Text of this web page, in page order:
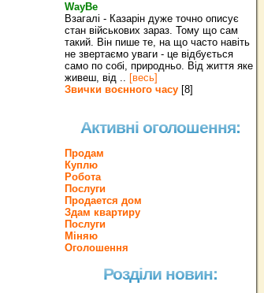
WayBe
Взагалі - Казарін дуже точно описує
стан військових зараз. Тому що сам
такий. Він пише те, на що часто навіть
не звертаємо уваги - це відбується
само по собі, природньо. Від життя яке
живеш, від .. [весь]
Звички воєнного часу [8]
Активні оголошення:
Продам
Куплю
Робота
Послуги
Продается дом
Здам квартиру
Послуги
Міняю
Оголошення
Розділи новин: